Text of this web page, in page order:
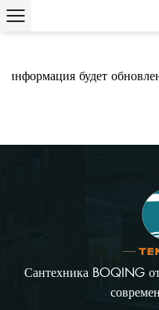
информация будет
Сантехника BOQING